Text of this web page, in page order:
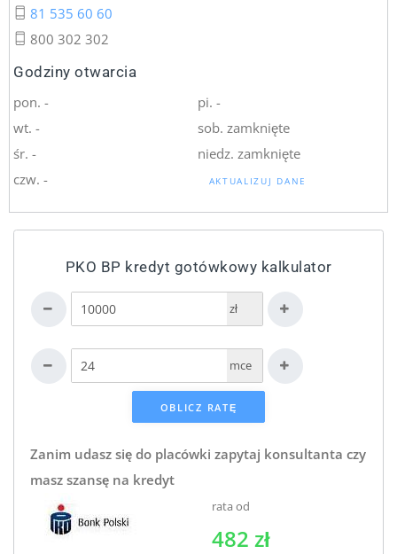
81 535 60 60
800 302 302
Godziny otwarcia
pon. -
wt. -
śr. -
czw. -
pi. -
sob. zamknięte
niedz. zamknięte
AKTUALIZUJ DANE
PKO BP kredyt gotówkowy kalkulator
zł
mce
Zanim udasz się do placówki zapytaj konsultanta czy
masz szansę na kredyt
rata od
482 zł